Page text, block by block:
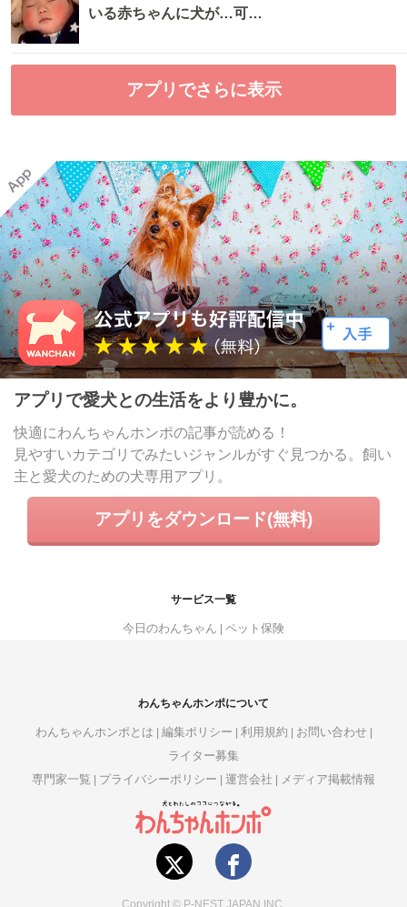
いる赤ちゃんに犬が…可…
アプリでさらに表示
アプリで愛犬との生活をより豊かに。
快適にわんちゃんホンポの記事が読める！
見やすいカテゴリでみたいジャンルがすぐ見つかる。飼い
主と愛犬のための犬専用アプリ。
アプリをダウンロード(無料)
サービス一覧
今日のわんちゃん ペット保険
わんちゃんホンポについて
わんちゃんホンポとは 編集ポリシー 利用規約
お問い合わせ
ライター募集
専門家一覧
プライバシーポリシー 運営会社 メディア掲載情報
Copyright © P-NEST JAPAN INC.